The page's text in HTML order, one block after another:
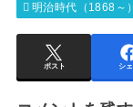
明治時代（1868～）
ポスト シ